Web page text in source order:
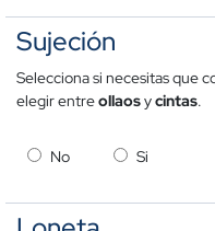
Sujeción
Selecciona si necesitas que
elegir entreollaosycintas.
No Si